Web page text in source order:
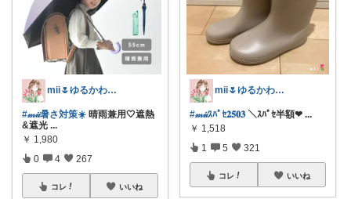
mii🌷ゆるかわアイテム探し🔍🫧
#𝓂𝒾𝒾暑さ対策☀️ 晴雨兼用🤍遮熱
&遮光 ...
￥ 1,980
0 4 267
コレ いいね
mii🌷ゆるかわアイテム探し🔍🫧
#𝓂𝒾𝒾ｽﾊﾟｾ𝟐𝟓𝟎𝟑 ＼ｽﾊﾟｾ半額❤ ...
￥ 1,518
1 5 321
コレ いいね